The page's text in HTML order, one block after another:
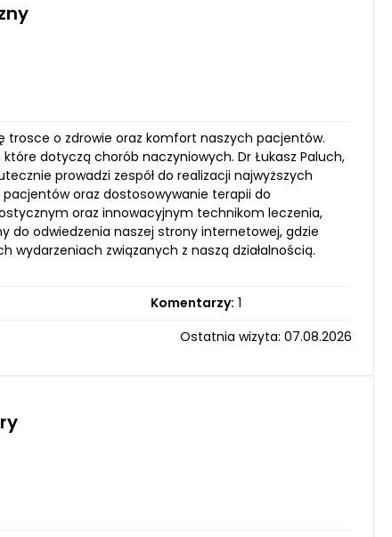
trosce o zdrowie oraz komfort naszych pacjentów.
dotyczą chorób naczyniowych. Dr Łukasz Paluch,
prowadzi zespół do realizacji najwyższych
oraz dostosowywanie terapii do
oraz innowacyjnym technikom leczenia,
do odwiedzenia naszej strony internetowej, gdzie
wydarzeniach związanych z naszą działalnością.
Komentarzy: 1
Ostatnia wizyta: 07.08.2026